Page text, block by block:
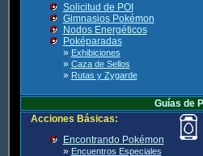
Solicitud de POI
Gimnasios Pokémon
Nodos Energéticos
Poképaradas
» Exhibiciones
» Caza de Sellos
» Rutas y Zygarde
Guías de
Acciones Básicas:
Encontrando Pokémon
» Encuentros Especiales